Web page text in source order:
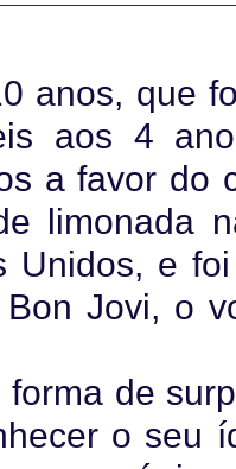
anos, que
aos 4
a favor do
limonada
Unidos, e
Jovi, o
de
o seu